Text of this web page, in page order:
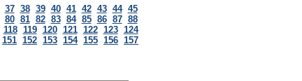
37 38 39 40 41 42 43 44 45
80 81 82 83 84 85 86 87 88
118 119 120 121 122 123 124
151 152 153 154 155 156 157